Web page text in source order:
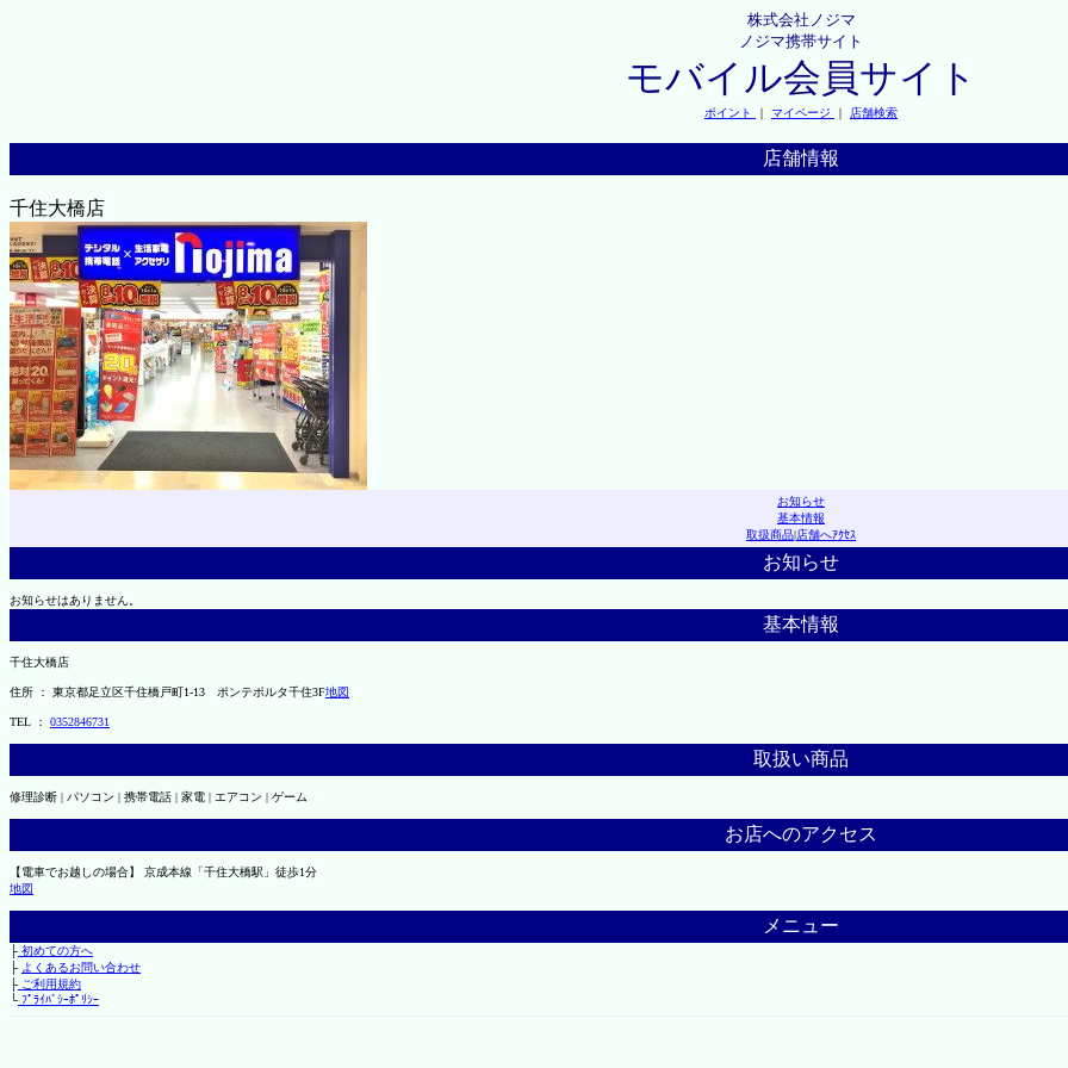
株式会社ノジマ
ノジマ携帯サイト
モバイル会員サイト
ポイント ｜ マイページ ｜ 店舗検索
店舗情報
千住大橋店
お知らせ
基本情報
取扱商品|店舗へｱｸｾｽ
お知らせ
お知らせはありません。
基本情報
千住大橋店
住所 ： 東京都足立区千住橋戸町1-13 ポンテポルタ千住3F地図
TEL ： 0352846731
取扱い商品
修理診断 | パソコン | 携帯電話 | 家電 | エアコン | ゲーム
お店へのアクセス
【電車でお越しの場合】 京成本線「千住大橋駅」徒歩1分
地図
メニュー
├初めての方へ
├ よくあるお問い合わせ
├ご利用規約
└ﾌﾟﾗｲﾊﾞｼｰﾎﾟﾘｼｰ